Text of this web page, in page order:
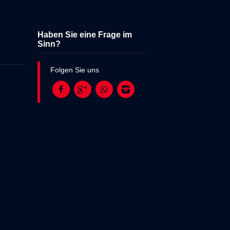
Haben Sie eine Frage im
Sinn?
Folgen Sie uns